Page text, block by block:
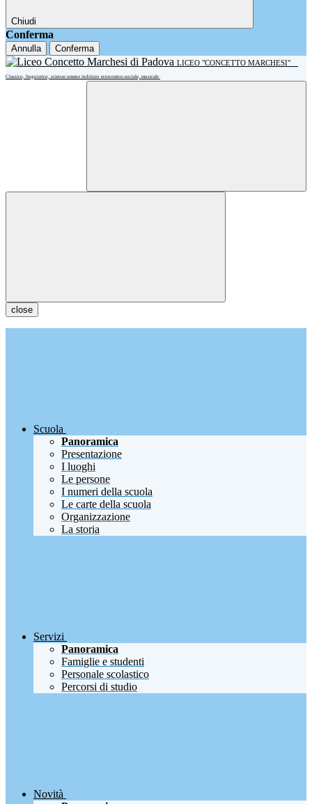
Chiudi
Conferma
Annulla Conferma
LICEO "CONCETTO MARCHESI"
Classico, linguistico, scienze umane indirizzo economico-sociale, musicale
close
Scuola
Panoramica
Presentazione
I luoghi
Le persone
I numeri della scuola
Le carte della scuola
Organizzazione
La storia
Servizi
Panoramica
Famiglie e studenti
Personale scolastico
Percorsi di studio
Novità